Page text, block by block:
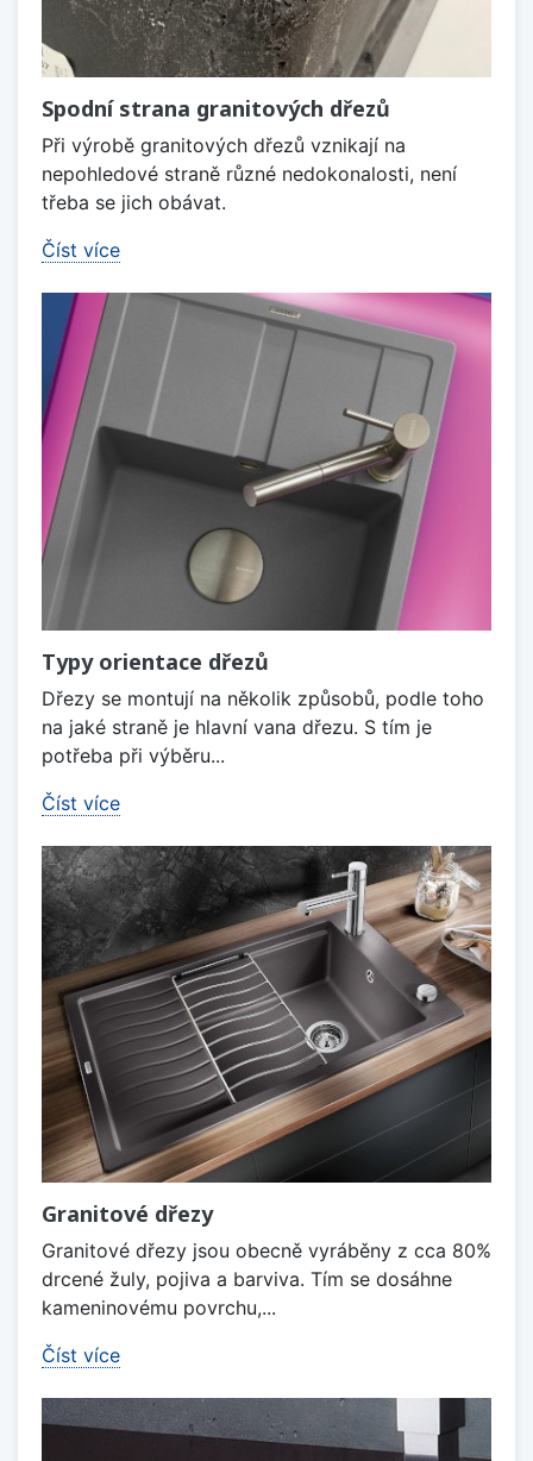
Spodní strana granitových dřezů
Při výrobě granitových dřezů vznikají na
nepohledové straně různé nedokonalosti, není
třeba se jich obávat.
Číst více
Typy orientace dřezů
Dřezy se montují na několik způsobů, podle toho
na jaké straně je hlavní vana dřezu. S tím je
potřeba při výběru...
Číst více
Granitové dřezy
Granitové dřezy jsou obecně vyráběny z cca 80%
drcené žuly, pojiva a barviva. Tím se dosáhne
kameninovému povrchu,...
Číst více